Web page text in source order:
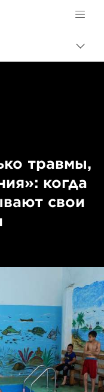
Canon Logo, back to
травмы,
когда
свои